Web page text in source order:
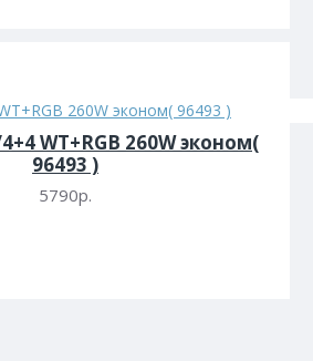
WT+RGB 260W эконом(
96493 )
5790р.